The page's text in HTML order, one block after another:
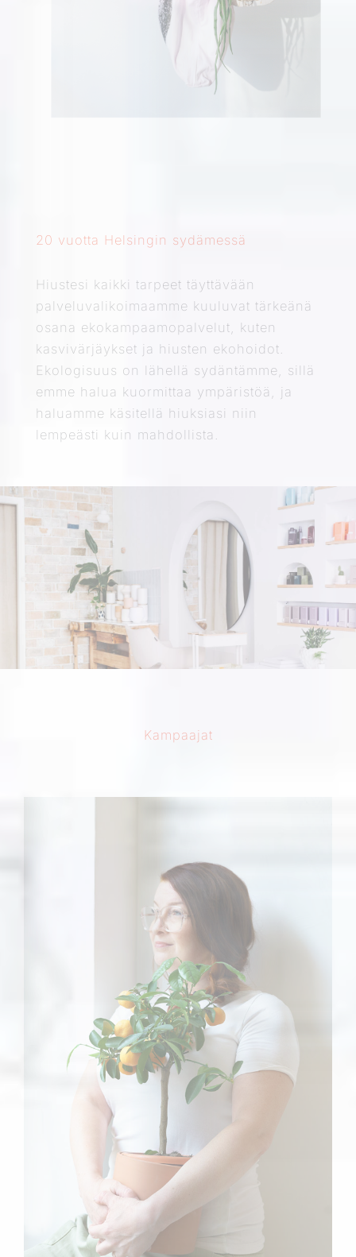
20 vuotta Helsingin sydämessä
Hiustesi kaikki tarpeet täyttävään
palveluvalikoimaamme kuuluvat tärkeänä
osana ekokampaamopalvelut, kuten
kasvivärjäykset ja hiusten ekohoidot.
Ekologisuus on lähellä sydäntämme, sillä
emme halua kuormittaa ympäristöä, ja
haluamme käsitellä hiuksiasi niin
lempeästi kuin mahdollista.
Kampaajat